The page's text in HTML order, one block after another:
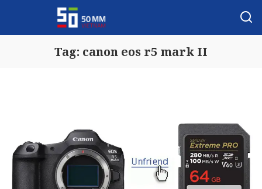
Tag: canon eos r5 mark II